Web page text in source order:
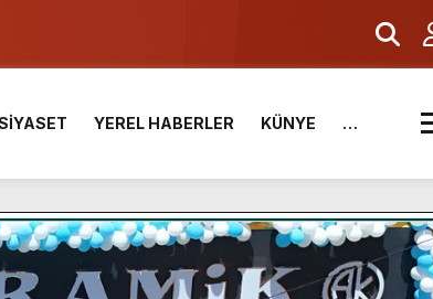
7 Ağustos.
YEREL HABERLER KÜNYE …